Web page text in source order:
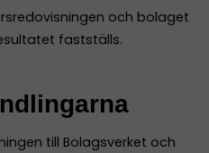
och bolaget
fastställs.
till Bolagsverket och